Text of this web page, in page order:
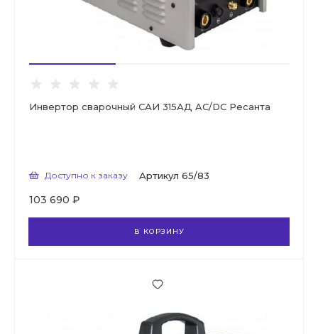
Инвертор сварочный САИ 315АД AC/DC Ресанта
Доступно к заказу Артикул 65/83
103 690 ₽
В КОРЗИНУ